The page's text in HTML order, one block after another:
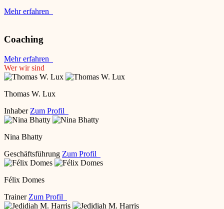
Mehr erfahren
Coaching
Mehr erfahren
Wer wir sind
Thomas W. Lux
Inhaber Zum Profil
Nina Bhatty
Geschäftsführung Zum Profil
Félix Domes
Trainer Zum Profil